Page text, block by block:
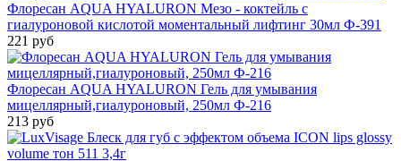
Флоресан AQUA HYALURON Мезо - коктейль с
гиалуроновой кислотой моментальный лифтинг 30мл Ф-391
221 руб
Флоресан AQUA HYALURON Гель для умывания
мицеллярный,гиалуроновый, 250мл Ф-216
213 руб